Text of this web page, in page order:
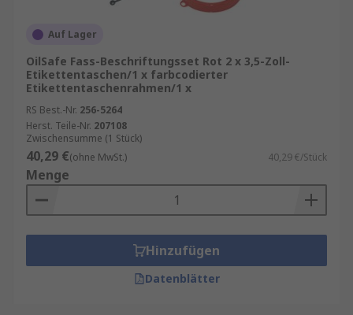
Auf Lager
OilSafe Fass-Beschriftungsset Rot 2 x 3,5-Zoll-
Etikettentaschen/1 x farbcodierter
Etikettentaschenrahmen/1 x
RS Best.-Nr. 256-5264
Herst. Teile-Nr. 207108
Zwischensumme (1 Stück)
40,29 €(ohne MwSt.) 40,29 €/Stück
Menge
Hinzufügen
Datenblätter